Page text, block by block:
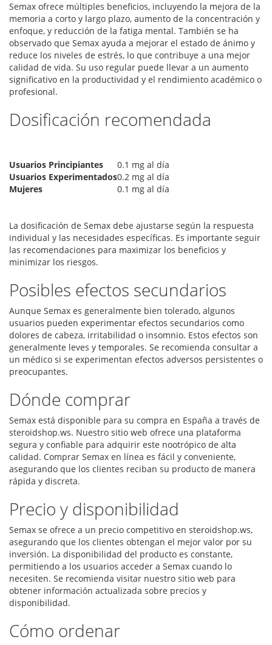
Semax ofrece múltiples beneficios, incluyendo la mejora de la
memoria a corto y largo plazo, aumento de la concentración y
enfoque, y reducción de la fatiga mental. También se ha
observado que Semax ayuda a mejorar el estado de ánimo y
reduce los niveles de estrés, lo que contribuye a una mejor
calidad de vida. Su uso regular puede llevar a un aumento
significativo en la productividad y el rendimiento académico o
profesional.
Dosificación recomendada
Usuarios Principiantes
0.1 mg al día
Usuarios Experimentados0.2 mg al día
Mujeres
0.1 mg al día
La dosificación de Semax debe ajustarse según la respuesta
individual y las necesidades específicas. Es importante seguir
las recomendaciones para maximizar los beneficios y
minimizar los riesgos.
Posibles efectos secundarios
Aunque Semax es generalmente bien tolerado, algunos
usuarios pueden experimentar efectos secundarios como
dolores de cabeza, irritabilidad o insomnio. Estos efectos son
generalmente leves y temporales. Se recomienda consultar a
un médico si se experimentan efectos adversos persistentes o
preocupantes.
Dónde comprar
Semax está disponible para su compra en España a través de
steroidshop.ws. Nuestro sitio web ofrece una plataforma
segura y confiable para adquirir este nootrópico de alta
calidad. Comprar Semax en línea es fácil y conveniente,
asegurando que los clientes reciban su producto de manera
rápida y discreta.
Precio y disponibilidad
Semax se ofrece a un precio competitivo en steroidshop.ws,
asegurando que los clientes obtengan el mejor valor por su
inversión. La disponibilidad del producto es constante,
permitiendo a los usuarios acceder a Semax cuando lo
necesiten. Se recomienda visitar nuestro sitio web para
obtener información actualizada sobre precios y
disponibilidad.
Cómo ordenar